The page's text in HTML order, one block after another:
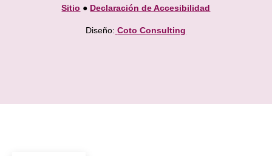
Sitio ● Declaración de Accesibilidad
Diseño: Coto Consulting